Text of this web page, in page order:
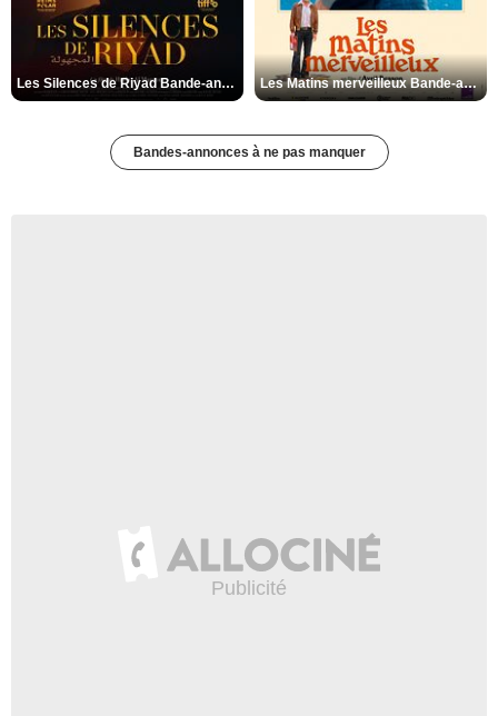
Les Silences de Riyad Bande-annonce VO STFR Les Matins merveilleux Bande-annonce VF
Bandes-annonces à ne pas manquer